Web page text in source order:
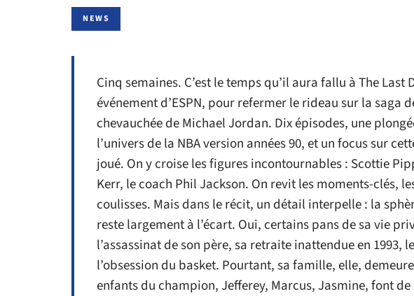
NEWS
Cinq semaines. C’est le temps qu’il aura fallu à The
événement d’ESPN, pour refermer le rideau sur la saga
chevauchée de Michael Jordan. Dix épisodes, une
l’univers de la NBA version années 90, et un focus sur
joué. On y croise les figures incontournables : Scottie
Kerr, le coach Phil Jackson. On revit les moments-clés,
coulisses. Mais dans le récit, un détail interpelle : la
reste largement à l’écart. Oui, certains pans de sa vie
l’assassinat de son père, sa retraite inattendue en 1993,
l’obsession du basket. Pourtant, sa famille, elle,
enfants du champion, Jefferey, Marcus, Jasmine, font